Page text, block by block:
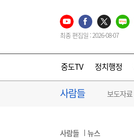
최종 편집일 : 2026-08-07
중도TV 정치행정
사람들 보도자료
사람들 뉴스